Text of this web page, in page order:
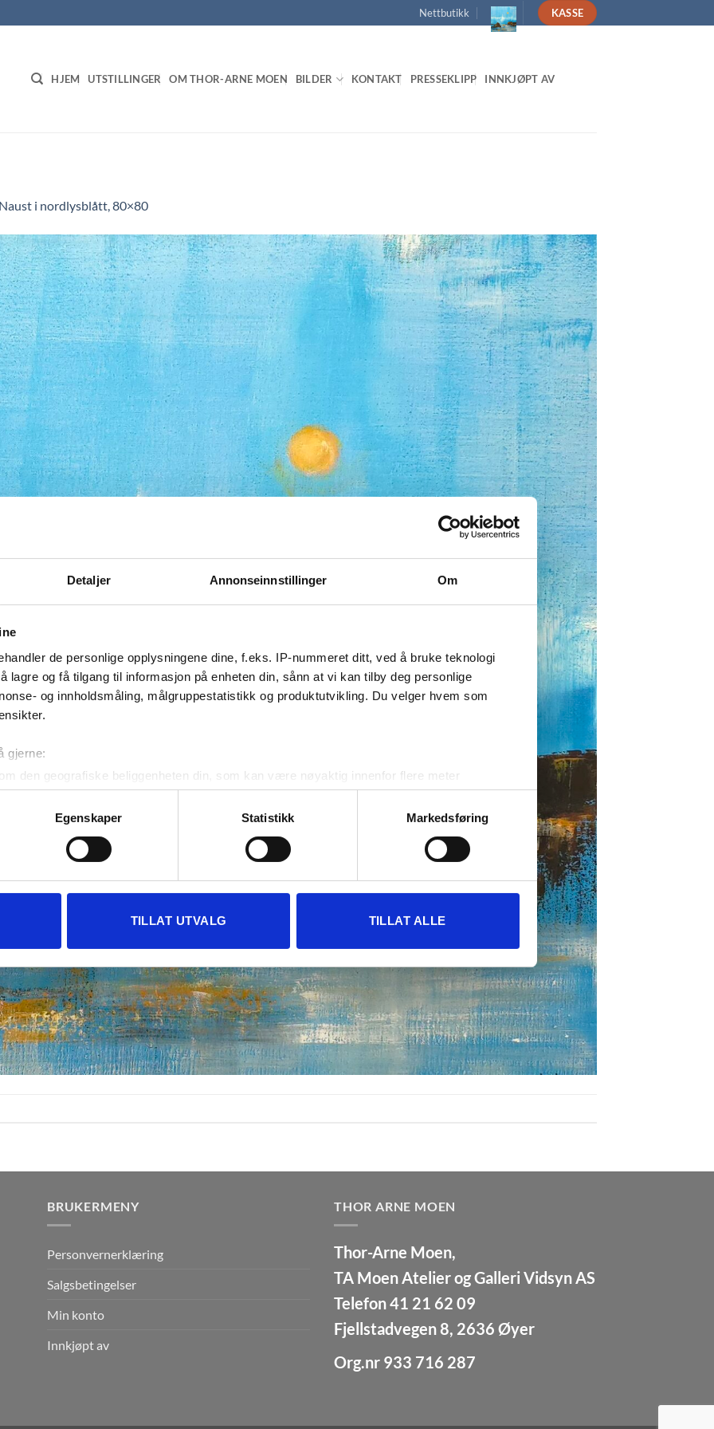
Detaljer Annonseinnstillinger Om
de personlige opplysningene dine, f.eks. IP-nummeret ditt, ved å bruke teknologi
lagre og få tilgang til informasjon på enheten din, sånn at vi kan tilby deg personlige
og innholdsmåling, målgruppestatistikk og produktutvikling. Du velger hvem som
gjerne:
den geografiske beliggenheten din, som kan være nøyaktig innenfor flere meter
ved å aktivt skanne den for bestemte karakteristikker (fingeravtrykk)
hvordan dine personlige data behandles og hvordan du kan velge hvordan de skal brukes.
trekke tilbake ditt samtykke fra erklæringen om informasjonskapsler.
dessuten informasjon om hvordan du bruker nettstedet vårt, med partnerne våre innen
Egenskaper Statistikk Markedsføring
TILLAT UTVALG TILLAT ALLE
Nettbutikk KASSE
HJEM UTSTILLINGER OM THOR-ARNE MOEN BILDER KONTAKT PRESSEKLIPP INNKJØPT AV
Naust i nordlysblått, 80×80
BRUKERMENY
Personvernerklæring
Salgsbetingelser
Min konto
Innkjøpt av
THOR ARNE MOEN
Thor-Arne Moen,
TA Moen Atelier og Galleri Vidsyn AS
Telefon 41 21 62 09
Fjellstadvegen 8, 2636 Øyer
Org.nr 933 716 287